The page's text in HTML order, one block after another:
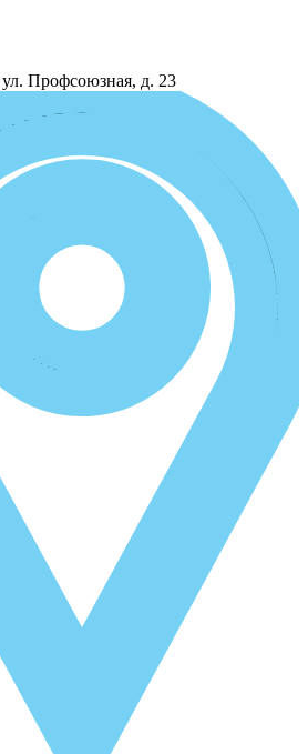
ул. Профсоюзная, д. 23